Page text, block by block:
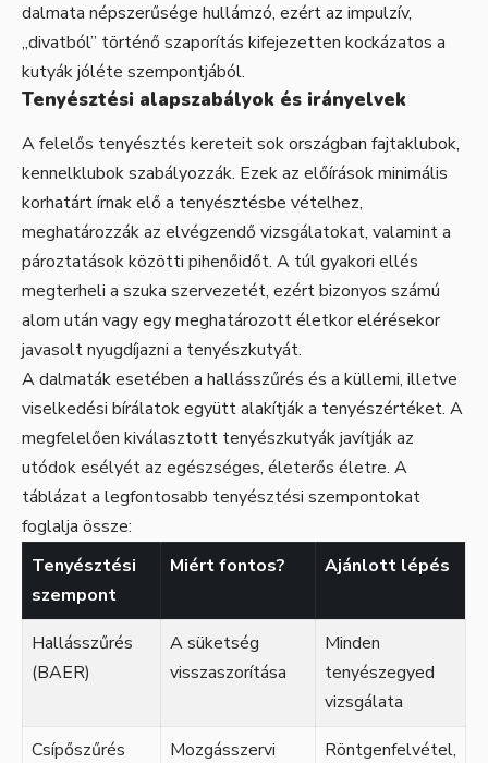
dalmata népszerűsége hullámzó, ezért az impulzív,
„divatból” történő szaporítás kifejezetten kockázatos a
kutyák jóléte szempontjából.
Tenyésztési alapszabályok és irányelvek
A felelős tenyésztés kereteit sok országban fajtaklubok,
kennelklubok szabályozzák. Ezek az előírások minimális
korhatárt írnak elő a tenyésztésbe vételhez,
meghatározzák az elvégzendő vizsgálatokat, valamint a
pároztatások közötti pihenőidőt. A túl gyakori ellés
megterheli a szuka szervezetét, ezért bizonyos számú
alom után vagy egy meghatározott életkor elérésekor
javasolt nyugdíjazni a tenyészkutyát.
A dalmaták esetében a hallásszűrés és a küllemi, illetve
viselkedési bírálatok együtt alakítják a tenyészértéket. A
megfelelően kiválasztott tenyészkutyák javítják az
utódok esélyét az egészséges, életerős életre. A
táblázat a legfontosabb tenyésztési szempontokat
foglalja össze:
Tenyésztési
szempont
Miért fontos? Ajánlott lépés
Hallásszűrés
(BAER)
A süketség
visszaszorítása
Minden
tenyészegyed
vizsgálata
Csípőszűrés
Mozgásszervi
Röntgenfelvétel,